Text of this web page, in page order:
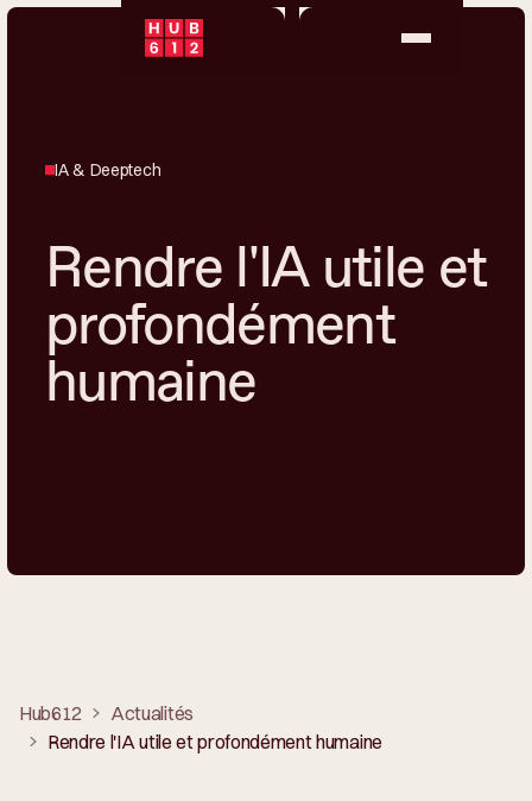
IA & Deeptech
Rendre l'IA utile et
profondément
humaine
Hub612
Actualités
Rendre l'IA utile et profondément humaine